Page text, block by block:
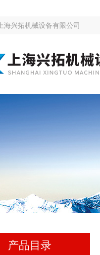
上海兴拓机械设备有限公司
产品目录